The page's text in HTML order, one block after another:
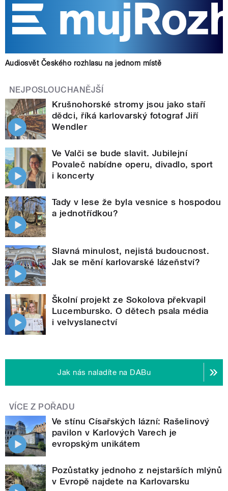
Audiosvět Českého rozhlasu na jednom místě
NEJPOSLOUCHANĚJŠÍ
Krušnohorské stromy jsou jako staří
dědci, říká karlovarský fotograf Jiří
Wendler
Ve Valči se bude slavit. Jubilejní
Povaleč nabídne operu, divadlo, sport
i koncerty
Tady v lese že byla vesnice s hospodou
a jednotřídkou?
Slavná minulost, nejistá budoucnost.
Jak se mění karlovarské lázeňství?
Školní projekt ze Sokolova překvapil
Lucembursko. O dětech psala média
i velvyslanectví
Jak nás naladíte na DABu
VÍCE Z POŘADU
Ve stínu Císařských lázní: Rašelinový
pavilon v Karlových Varech je
evropským unikátem
Pozůstatky jednoho z nejstarších mlýnů
v Evropě najdete na Karlovarsku